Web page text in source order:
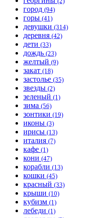
город (94)
горы (41)
девушки (314)
деревня (42)
дети (33)
дождь (23)
желтый (9)
закат (18)
застолье (35)
звезды (2)
зеленый (1)
зима (56)
зонтики (19)
иконы (3)
ирисы (13)
италия (7)
кафе (1)
кони (47)
корабли (13)
кошки (45)
красный (33)
крыши (10)
кубизм (1)
лебеди (1)